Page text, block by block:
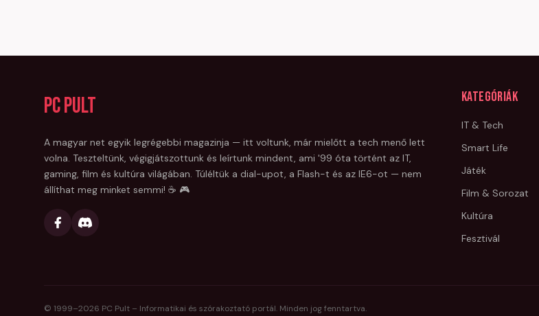
PC Pult
A magyar net egyik legrégebbi magazinja — itt voltunk, már mielőtt a tech menő lett
volna. Teszteltünk, végigjátszottunk és leírtunk mindent, ami '99 óta történt az IT,
gaming, film és kultúra világában. Túléltük a dial-upot, a Flash-t és az IE6-ot — nem
állíthat meg minket semmi! ☕ 🎮
Kategóriák
IT & Tech
Smart Life
Játék
Film & Sorozat
Kultúra
Fesztivál
© 1999–2026 PC Pult – Informatikai és szórakoztató portál. Minden jog fenntartva.